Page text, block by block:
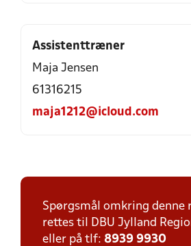
Assistenttræner
Maja Jensen
61316215
maja1212@icloud.com
Spørgsmål omkring denne
rettes til DBU Jylland
eller på tlf: 8939 9930